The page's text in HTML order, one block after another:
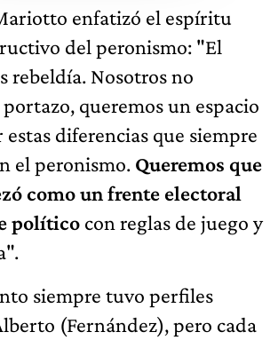
enfatizó el espíritu
del peronismo: "El
rebeldía. Nosotros no
queremos un espacio
diferencias que siempre
el peronismo. Queremos que
como un frente electoral
político con reglas de juego y
siempre tuvo perfiles
(Fernández), pero cada